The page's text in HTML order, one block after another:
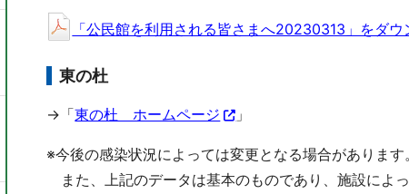
「公民館を利用される皆さまへ20230313」をダウ
東の杜
→「東の杜 ホームページ 」
※今後の感染状況によっては変更となる場合があります
また、上記のデータは基本のものであり、施設によ